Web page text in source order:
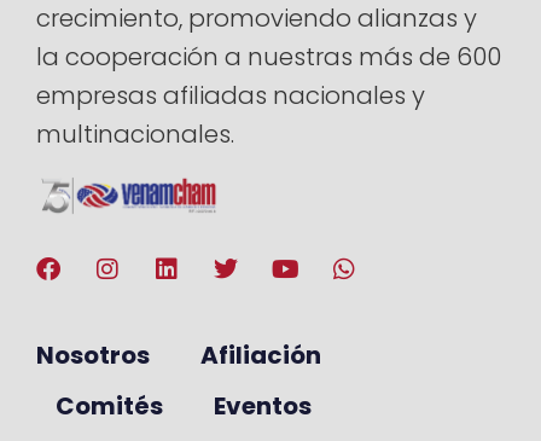
crecimiento, promoviendo alianzas y
la cooperación a nuestras más de 600
empresas afiliadas nacionales y
multinacionales.
Nosotros
Afiliación
Comités
Eventos